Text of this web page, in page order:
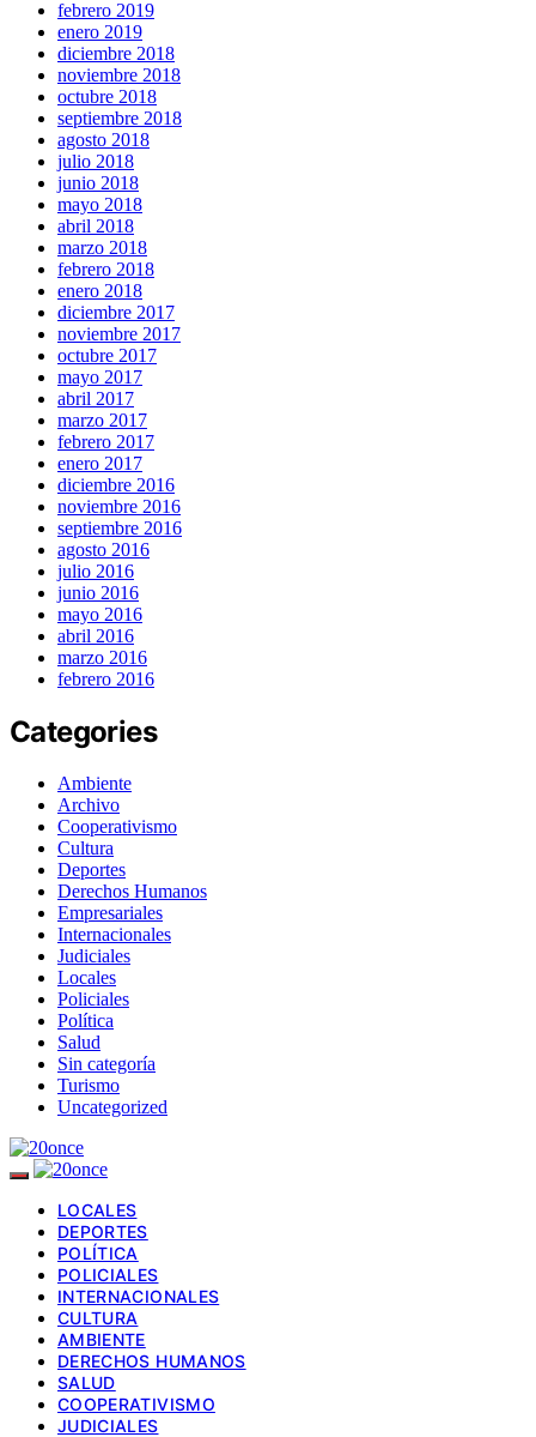
febrero 2019
enero 2019
diciembre 2018
noviembre 2018
octubre 2018
septiembre 2018
agosto 2018
julio 2018
junio 2018
mayo 2018
abril 2018
marzo 2018
febrero 2018
enero 2018
diciembre 2017
noviembre 2017
octubre 2017
mayo 2017
abril 2017
marzo 2017
febrero 2017
enero 2017
diciembre 2016
noviembre 2016
septiembre 2016
agosto 2016
julio 2016
junio 2016
mayo 2016
abril 2016
marzo 2016
febrero 2016
Categories
Ambiente
Archivo
Cooperativismo
Cultura
Deportes
Derechos Humanos
Empresariales
Internacionales
Judiciales
Locales
Policiales
Política
Salud
Sin categoría
Turismo
Uncategorized
LOCALES
DEPORTES
POLÍTICA
POLICIALES
INTERNACIONALES
CULTURA
AMBIENTE
DERECHOS HUMANOS
SALUD
COOPERATIVISMO
JUDICIALES